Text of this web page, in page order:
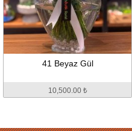
41 Beyaz Gül
10,500.00 ₺